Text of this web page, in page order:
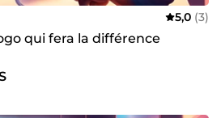
5,0 (3)
qui fera la différence